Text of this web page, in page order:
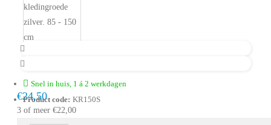
Snel in huis, 1 á 2 werkdagen
Product code: KR150S
€24,50
3 of meer €22,00